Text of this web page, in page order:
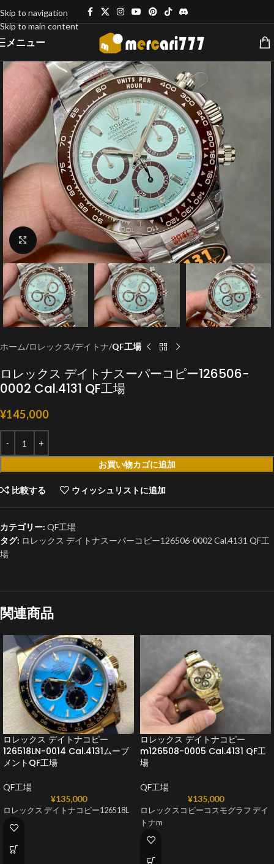
Skip to navigation
Skip to main content
メニュー
クリックで拡大
ホーム ロレックス デイトナ QF工場
ロレックス デイトナスーパーコピー126506-
0002 Cal.4131 QF工場
¥145,000
お買い物カゴに追加
比較する ウィッシュリストに追加
カテゴリー: QF工場
タグ: ロレックス デイトナスーパーコピー126506-0002 Cal.4131 QF工
場
関連商品
ロレックス デイトナコピー
126518LN-0014 Cal.4131ムーブ
メントQF工場
QF工場
¥135,000
ロレックス デイトナコピー126518L
ロレックス デイトナコピー
m126508-0005 Cal.4131 QF工
場
QF工場
¥135,000
ロレックスコピーコスモグラフ デイ
トナm